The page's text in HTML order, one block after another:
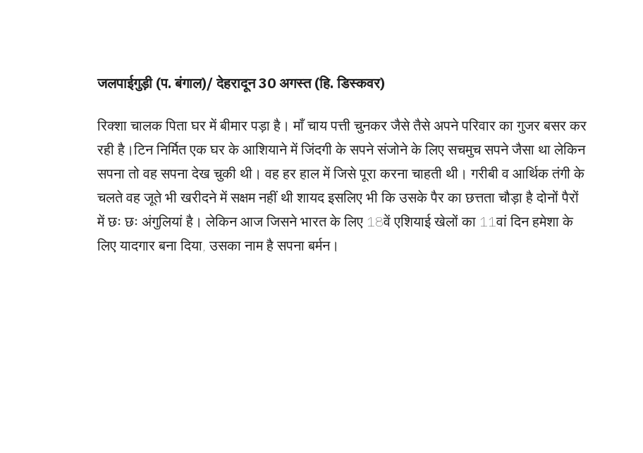
जलपाईगुड़ी (प. बंगाल)/ देहरादून 30 अगस्त (हि. डिस्कवर)
रिक्शा चालक पिता घर में बीमार पड़ा है। माँ चाय पत्ती चुनकर जैसे तैसे अपने परिवार का गुजर बसर कर
रही है।टिन निर्मित एक घर के आशियाने में जिंदगी के सपने संजोने के लिए सचमुच सपने जैसा था लेकिन
सपना तो वह सपना देख चुकी थी। वह हर हाल में जिसे पूरा करना चाहती थी। गरीबी व आर्थिक तंगी के
चलते वह जूते भी खरीदने में सक्षम नहीं थी शायद इसलिए भी कि उसके पैर का छत्तता चौड़ा है दोनों पैरों
में छः छः अंगुलियां है। लेकिन आज जिसने भारत के लिए 18वें एशियाई खेलों का 11वां दिन हमेशा के
लिए यादगार बना दिया, उसका नाम है सपना बर्मन।